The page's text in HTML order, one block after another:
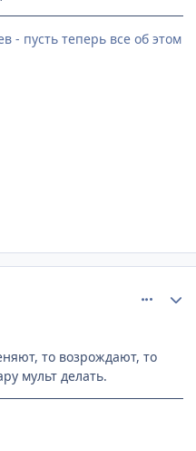
- пусть теперь все об этом
то возрождают, то
мульт делать.